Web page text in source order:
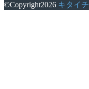
©Copyright2026 キタイチ